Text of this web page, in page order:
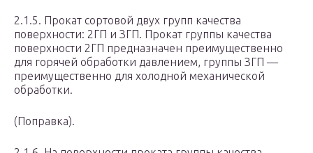
2.1.5. Прокат сортовой двух групп качества
поверхности: 2ГП и ЗГП. Прокат группы качества
поверхности 2ГП предназначен преимущественно
для горячей обработки давлением, группы ЗГП —
преимущественно для холодной механической
обработки.
(Поправка).